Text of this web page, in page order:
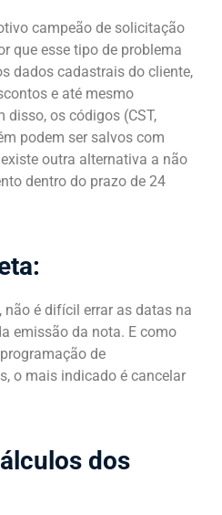
campeão de solicitação
que esse tipo de problema
dados cadastrais do cliente,
e até mesmo
disso, os códigos (CST,
podem ser salvos com
outra alternativa a não
dentro do prazo de 24
é difícil errar as datas na
emissão da nota. E como
de
o mais indicado é cancelar
dos